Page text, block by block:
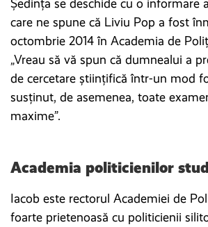
Şedinţa se deschide cu o informare
care ne spune că Liviu Pop a fost
octombrie 2014 în Academia de
„Vreau să vă spun că dumnealui a
de cercetare științifică într-un mod
susținut, de asemenea, toate
maxime”.
Academia politicienilor
Iacob este rectorul Academiei de
foarte prietenoasă cu politicienii